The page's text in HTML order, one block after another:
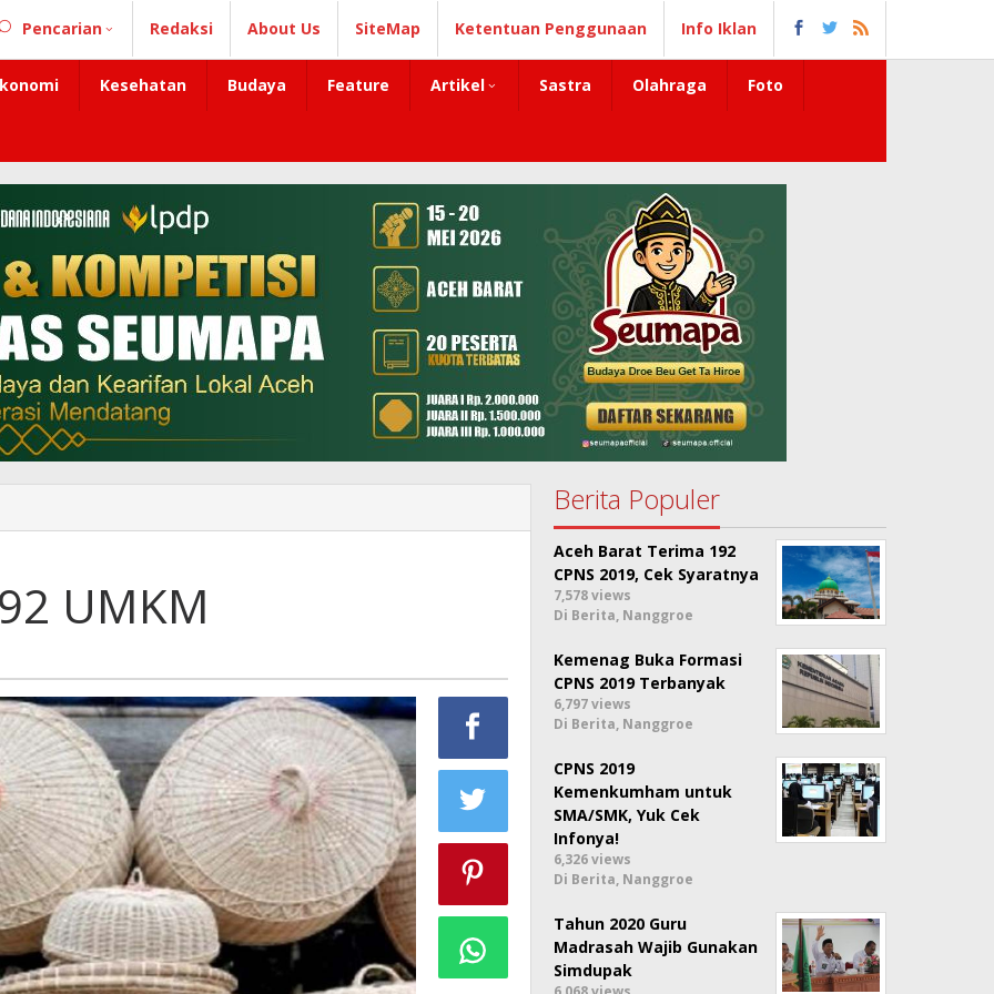
Pencarian Redaksi About Us SiteMap Ketentuan Penggunaan Info Iklan
Kesehatan Budaya Feature Artikel Sastra Olahraga Foto
UMKM
Berita Populer
Aceh Barat Terima 192
CPNS 2019, Cek Syaratnya
7,578 views
Di Berita, Nanggroe
Kemenag Buka Formasi
CPNS 2019 Terbanyak
6,797 views
Di Berita, Nanggroe
CPNS 2019
Kemenkumham untuk
SMA/SMK, Yuk Cek
Infonya!
6,326 views
Di Berita, Nanggroe
Tahun 2020 Guru
Madrasah Wajib Gunakan
Simdupak